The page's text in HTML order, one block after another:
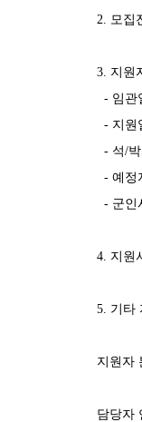
2. 모집
3. 지원
- 임관
- 지원
- 석/
- 예정
- 군인
4. 지원
5. 기타
지원자
담당자